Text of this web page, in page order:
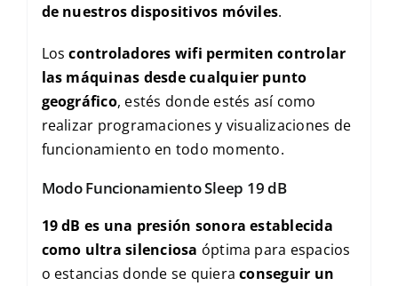
de nuestros dispositivos móviles.
Los controladores wifi permiten controlar
las máquinas desde cualquier punto
geográfico, estés donde estés así como
realizar programaciones y visualizaciones de
funcionamiento en todo momento.
Modo Funcionamiento Sleep 19 dB
19 dB es una presión sonora establecida
como ultra silenciosa óptima para espacios
o estancias donde se quieraconseguir un